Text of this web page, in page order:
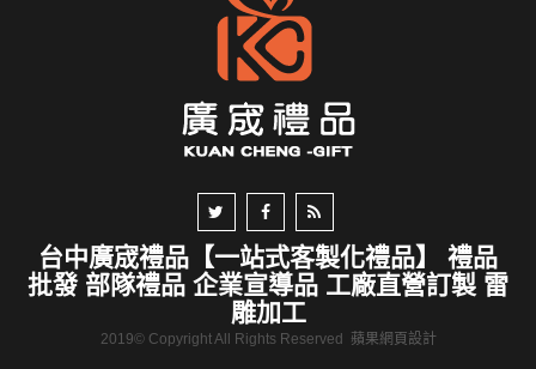
台中廣宬禮品【一站式客製化禮品】 禮品
批發 部隊禮品 企業宣導品 工廠直營訂製 雷
雕加工
2019© Copyright All Rights Reserved 蘋果網頁設計